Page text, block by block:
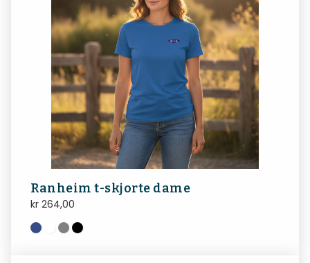
Ranheim t-skjorte dame
kr 264,00